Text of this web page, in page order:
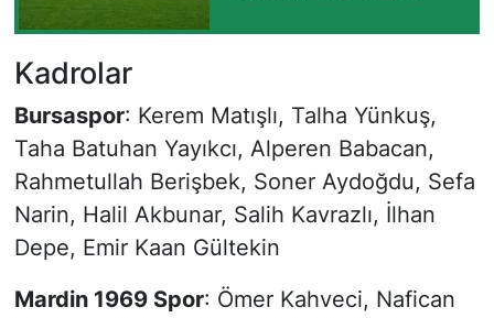
Kadrolar
Bursaspor: Kerem Matışlı, Talha Yünkuş,
Taha Batuhan Yayıkcı, Alperen Babacan,
Rahmetullah Berişbek, Soner Aydoğdu, Sefa
Narin, Halil Akbunar, Salih Kavrazlı, İlhan
Depe, Emir Kaan Gültekin
Mardin 1969 Spor: Ömer Kahveci, Nafican